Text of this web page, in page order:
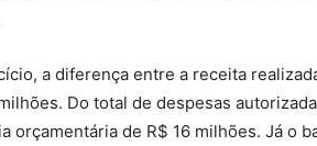
a diferença entre a receita
Do total de despesas
orçamentária de R$ 16 milhões. Já o